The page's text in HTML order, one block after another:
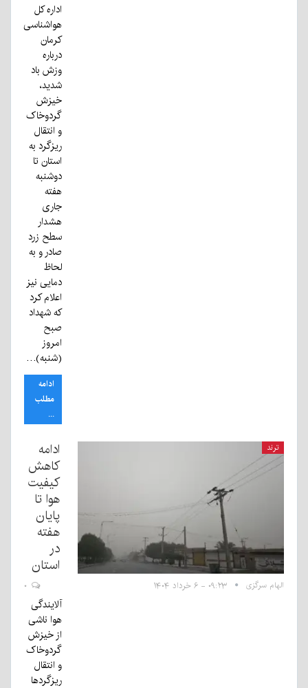
اداره کل
هواشناسی
کرمان
درباره
وزش باد
شدید،
خیزش
گردوخاک
و انتقال
ریزگرد به
استان تا
دوشنبه
هفته
جاری
هشدار
سطح زرد
صادر و به
لحاظ
دمایی نیز
اعلام کرد
که شهداد
صبح
امروز
(شنبه)…
ادامه
مطلب
...
ترند
ادامه
کاهش
کیفیت
هوا تا
پایان
هفته
در
استان
الهام سرگزی ۰۹:۲۳ - ۶ خرداد ۱۴۰۴
آلایندگی
هوا ناشی
از خیزش
گردوخاک
و انتقال
ریزگردها